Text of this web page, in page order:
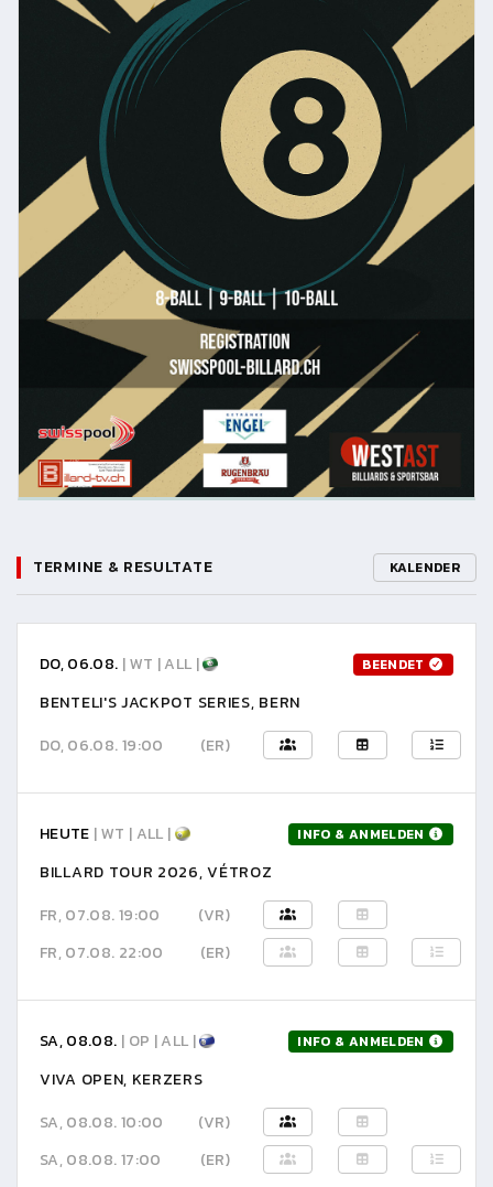
TERMINE & RESULTATE KALENDER
DO, 06.08. | WT | ALL | BEENDET
BENTELI'S JACKPOT SERIES, BERN
DO, 06.08. 19:00
(ER)
HEUTE | WT | ALL | INFO & ANMELDEN
BILLARD TOUR 2026, VÉTROZ
FR, 07.08. 19:00
(VR)
FR, 07.08. 22:00
(ER)
SA, 08.08. | OP | ALL | INFO & ANMELDEN
VIVA OPEN, KERZERS
SA, 08.08. 10:00
(VR)
SA, 08.08. 17:00
(ER)